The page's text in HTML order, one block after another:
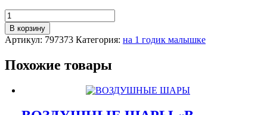
Количество
НАБОР
ШАРОВ
НА
ГОДИК
В корзину
Артикул: 797373 Категория: на 1 годик малышке
Похожие товары